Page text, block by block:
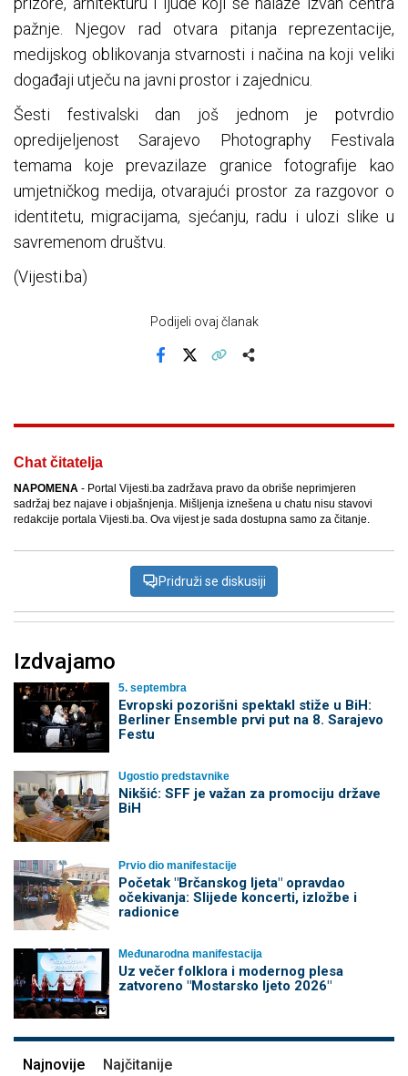
pažnje. Njegov rad otvara pitanja reprezentacije,
medijskog oblikovanja stvarnosti i načina na koji veliki
događaji utječu na javni prostor i zajednicu.
Šesti festivalski dan još jednom je potvrdio
opredijeljenost Sarajevo Photography Festivala
temama koje prevazilaze granice fotografije kao
umjetničkog medija, otvarajući prostor za razgovor o
identitetu, migracijama, sjećanju, radu i ulozi slike u
savremenom društvu.
(Vijesti.ba)
Podijeli ovaj članak
Facebook
Chat čitatelja
NAPOMENA - Portal Vijesti.ba zadržava pravo da obriše neprimjeren
sadržaj bez najave i objašnjenja. Mišljenja iznešena u chatu nisu stavovi
redakcije portala Vijesti.ba. Ova vijest je sada dostupna samo za čitanje.
Pridruži se diskusiji
Izdvajamo
5. septembra
Evropski pozorišni spektakl stiže u BiH:
Berliner Ensemble prvi put na 8. Sarajevo
Festu
Ugostio predstavnike
Nikšić: SFF je važan za promociju države
BiH
Prvio dio manifestacije
Početak "Brčanskog ljeta" opravdao
očekivanja: Slijede koncerti, izložbe i
radionice
Međunarodna manifestacija
Uz večer folklora i modernog plesa
zatvoreno "Mostarsko ljeto 2026"
Najnovije Najčitanije